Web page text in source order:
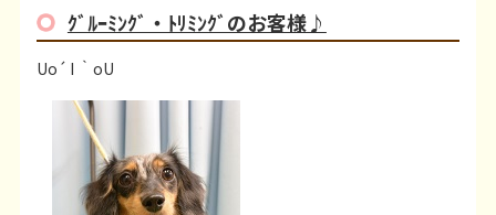
ｸﾞﾙｰﾐﾝｸﾞ・ﾄﾘﾐﾝｸﾞのお客様♪
Uo´ I ｀oU